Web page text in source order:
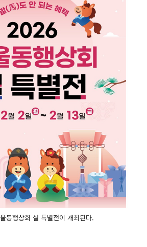
동행상회 설 특별전이 개최된다.